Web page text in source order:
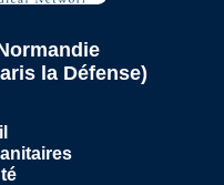
la Défense)